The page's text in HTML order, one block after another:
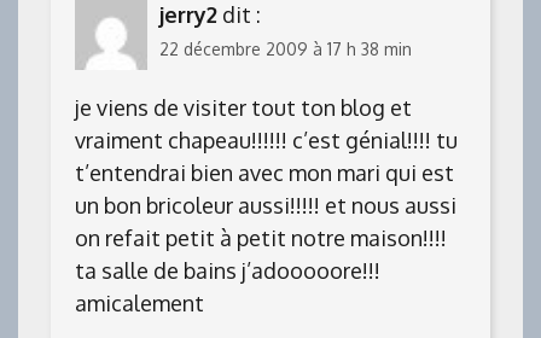
jerry2 dit :
22 décembre 2009 à 17 h 38 min
je viens de visiter tout ton blog et
vraiment chapeau!!!!!! c’est génial!!!! tu
t’entendrai bien avec mon mari qui est
un bon bricoleur aussi!!!!! et nous aussi
on refait petit à petit notre maison!!!!
ta salle de bains j’adooooore!!!
amicalement